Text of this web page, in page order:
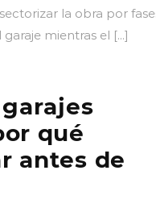
la obra por
mientras el [...]
qué
antes de